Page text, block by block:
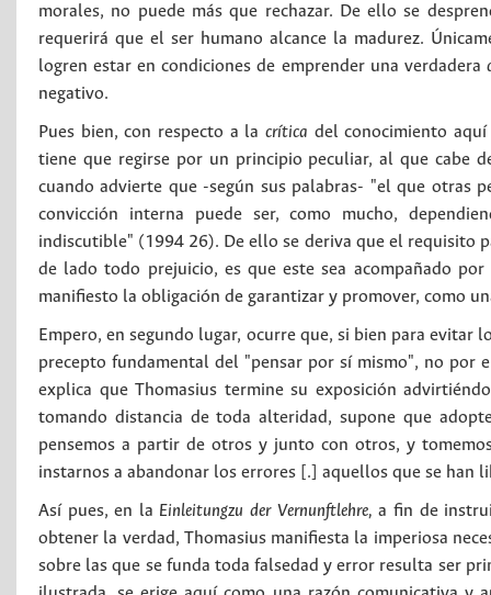
morales, no puede más que rechazar. De ello se
requerirá que el ser humano alcance la madurez.
logren estar en condiciones de emprender una verdadera
negativo.
Pues bien, con respecto a la crítica del conocimiento
tiene que regirse por un principio peculiar, al que cabe
cuando advierte que -según sus palabras- "el que otras
convicción interna puede ser, como mucho,
indiscutible" (1994 26). De ello se deriva que el requisito
de lado todo prejuicio, es que este sea acompañado
manifiesto la obligación de garantizar y promover, como
Empero, en segundo lugar, ocurre que, si bien para evitar
precepto fundamental del "pensar por sí mismo", no por
explica que Thomasius termine su exposición
tomando distancia de toda alteridad, supone que
pensemos a partir de otros y junto con otros, y
instarnos a abandonar los errores [.] aquellos que se han
Así pues, en la Einleitungzu der Vernunftlehre, a fin de
obtener la verdad, Thomasius manifiesta la imperiosa
sobre las que se funda toda falsedad y error resulta ser